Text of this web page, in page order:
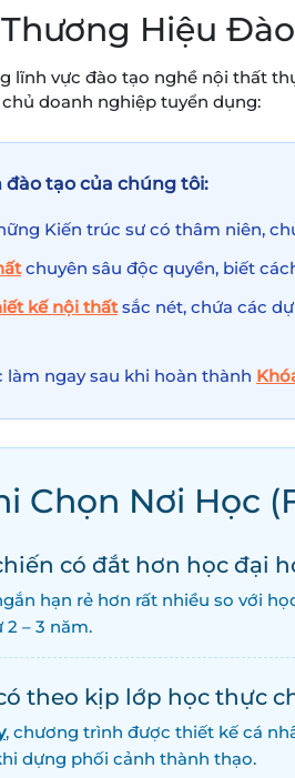
Hiệu
lĩnh vực đào tạo nghề nội thất
doanh nghiệp tuyển dụng:
tạo của chúng tôi:
Kiến trúc sư có thâm niên,
chuyên sâu độc quyền, biết
kế nội thấtsắc nét, chứa các
ngay sau khi hoàn thành
Chọn Nơi Học
có đắt hơn học đại
hạn rẻ hơn rất nhiều so với
– 3 năm.
theo kịp lớp học thực
, chương trình được thiết kế cá
dựng phối cảnh thành thạo.